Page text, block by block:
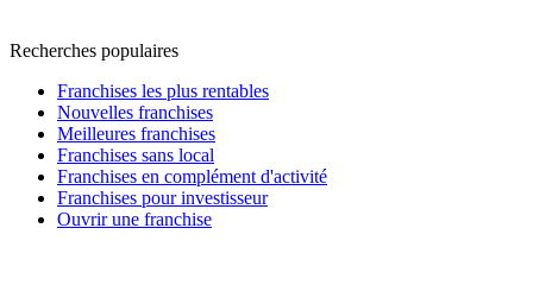
Recherches populaires
Franchises les plus rentables
Nouvelles franchises
Meilleures franchises
Franchises sans local
Franchises en complément d'activité
Franchises pour investisseur
Ouvrir une franchise